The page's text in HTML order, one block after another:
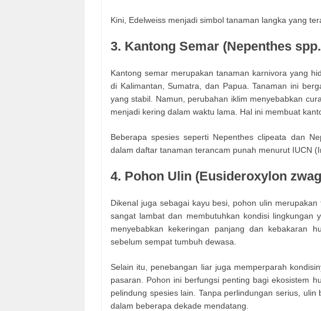
Kini, Edelweiss menjadi simbol tanaman langka yang
3. Kantong Semar (Nepenthes
Kantong semar merupakan tanaman karnivora yang
di Kalimantan, Sumatra, dan Papua. Tanaman ini
yang stabil. Namun, perubahan iklim menyebabkan
menjadi kering dalam waktu lama. Hal ini membuat
Beberapa spesies seperti Nepenthes clipeata dan
dalam daftar tanaman terancam punah menurut IUCN
4. Pohon Ulin (Eusideroxylon
Dikenal juga sebagai kayu besi, pohon ulin
sangat lambat dan membutuhkan kondisi lingkungan
menyebabkan kekeringan panjang dan kebakaran
sebelum sempat tumbuh dewasa.
Selain itu, penebangan liar juga memperparah
pasaran. Pohon ini berfungsi penting bagi ekosistem
pelindung spesies lain. Tanpa perlindungan serius,
dalam beberapa dekade mendatang.